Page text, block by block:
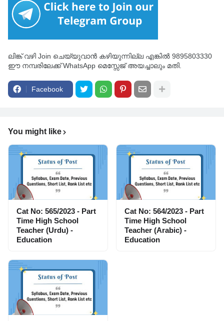
ലിങ്ക് വഴി Join ചെയ്യുവാൻ കഴിയുന്നില്ല എങ്കിൽ 9895803330
ഈ നമ്പരിലേക്ക് WhatsApp മെസ്സേജ് അയച്ചാലും മതി.
Facebook
You might like
Cat No: 565/2023 - Part
Time High School
Teacher (Urdu) -
Education
Cat No: 564/2023 - Part
Time High School
Teacher (Arabic) -
Education